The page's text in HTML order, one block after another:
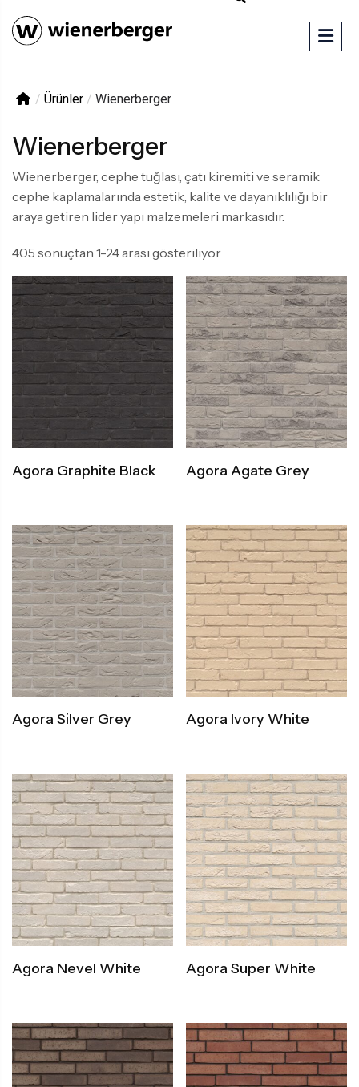
/ Ürünler / Wienerberger
Wienerberger
Wienerberger, cephe tuğlası, çatı kiremiti ve seramik
cephe kaplamalarında estetik, kalite ve dayanıklılığı bir
araya getiren lider yapı malzemeleri markasıdır.
405 sonuçtan 1-24 arası gösteriliyor
Agora Graphite Black Agora Agate Grey
Agora Silver Grey Agora Ivory White
Agora Nevel White Agora Super White